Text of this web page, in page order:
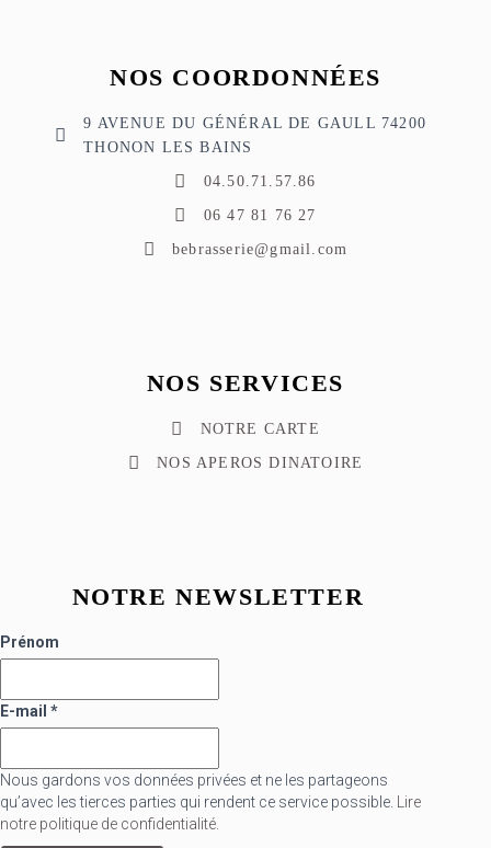
NOS COORDONNÉES
9 AVENUE DU GÉNÉRAL DE GAULL 74200
THONON LES BAINS
04.50.71.57.86
06 47 81 76 27
bebrasserie@gmail.com
NOS SERVICES
NOTRE CARTE
NOS APEROS DINATOIRE
NOTRE NEWSLETTER
Prénom
E-mail *
Nous gardons vos données privées et ne les partageons
qu’avec les tierces parties qui rendent ce service possible.
Lire
notre politique de confidentialité.